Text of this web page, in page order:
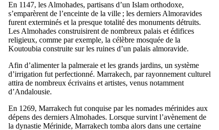
En 1147, les Almohades, partisans d’un Islam orthodoxe,
s’emparèrent de l’enceinte de la ville ; les derniers Almoravides
furent exterminés et la presque totalité des monuments détruits.
Les Almohades construisirent de nombreux palais et édifices
religieux, comme par exemple, la célèbre mosquée de la
Koutoubia construite sur les ruines d’un palais almoravide.
Afin d’alimenter la palmeraie et les grands jardins, un système
d’irrigation fut perfectionné. Marrakech, par rayonnement culturel
attira de nombreux écrivains et artistes, venus notamment
d’Andalousie.
En 1269, Marrakech fut conquise par les nomades mérinides aux
dépens des derniers Almohades. Lorsque survint l’avènement de
la dynastie Mérinide, Marrakech tomba alors dans une certaine